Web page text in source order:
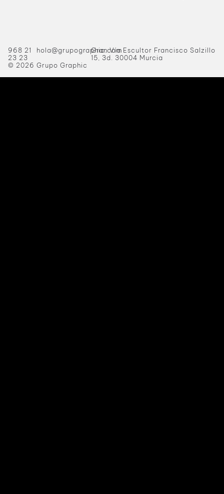
© 2026 Grupo Graphic
968 21
23 23
hola@grupographic.comGran Vía Escultor Francisco Salzillo
15, 3d. 30004 Murcia